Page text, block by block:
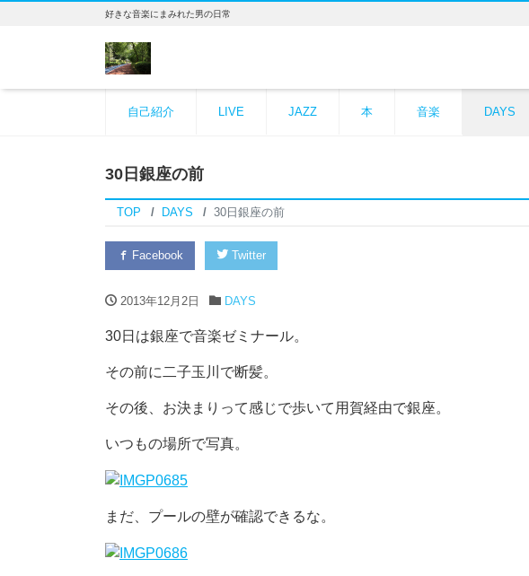
好きな音楽にまみれた男の日常
自己紹介 LIVE JAZZ 本 音楽 DAYS
30日銀座の前
TOP DAYS 30日銀座の前
Facebook Twitter
2013年12月2日 DAYS
30日は銀座で音楽ゼミナール。
その前に二子玉川で断髪。
その後、お決まりって感じで歩いて用賀経由で銀座。
いつもの場所で写真。
まだ、プールの壁が確認できるな。